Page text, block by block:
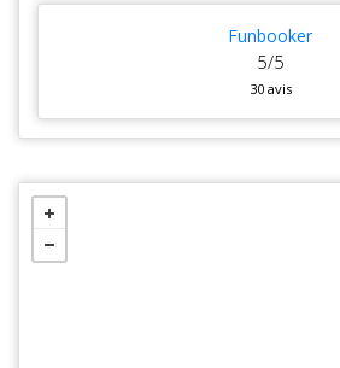
Funbooker
5/5
30 avis